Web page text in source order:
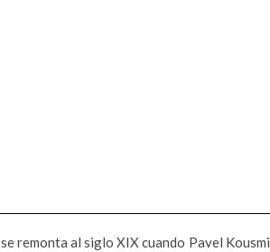
se remonta al siglo XIX cuando Pavel